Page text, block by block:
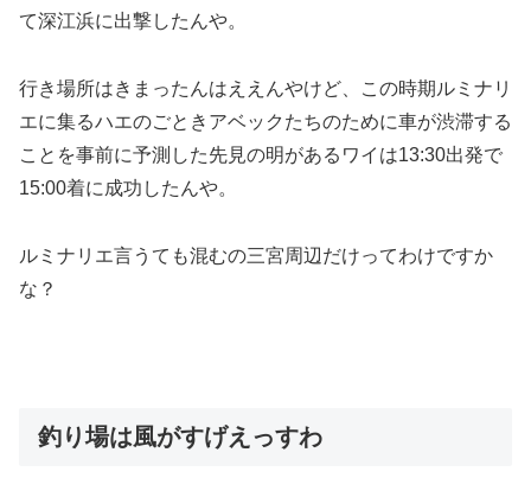
て深江浜に出撃したんや。
行き場所はきまったんはええんやけど、この時期ルミナリ
エに集るハエのごときアベックたちのために車が渋滞する
ことを事前に予測した先見の明があるワイは13:30出発で
15:00着に成功したんや。
ルミナリエ言うても混むの三宮周辺だけってわけですか
な？
釣り場は風がすげえっすわ